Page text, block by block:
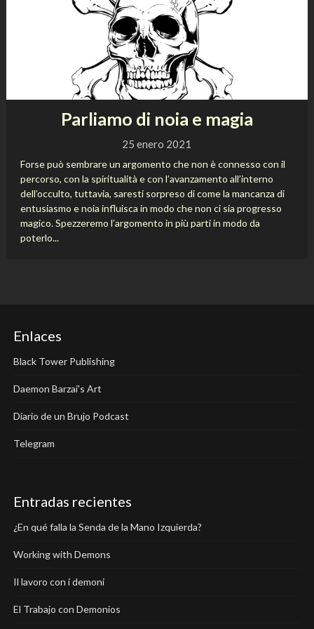
Parliamo di noia e magia
25 enero 2021
Forse può sembrare un argomento che non è connesso con il
percorso, con la spiritualità e con l’avanzamento all’interno
dell’occulto, tuttavia, saresti sorpreso di come la mancanza di
entusiasmo e noia influisca in modo che non ci sia progresso
magico. Spezzeremo l’argomento in più parti in modo da
poterlo...
Enlaces
Black Tower Publishing
Daemon Barzai's Art
Diario de un Brujo Podcast
Telegram
Entradas recientes
¿En qué falla la Senda de la Mano Izquierda?
Working with Demons
Il lavoro con i demoni
El Trabajo con Demonios